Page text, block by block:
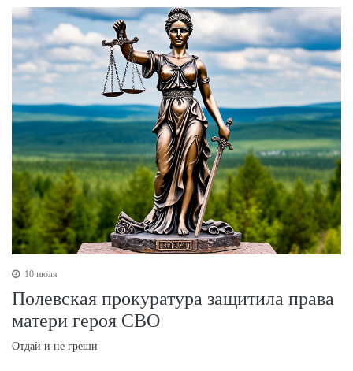
10 июля
Полевская прокуратура защитила права
матери героя СВО
Отдай и не греши